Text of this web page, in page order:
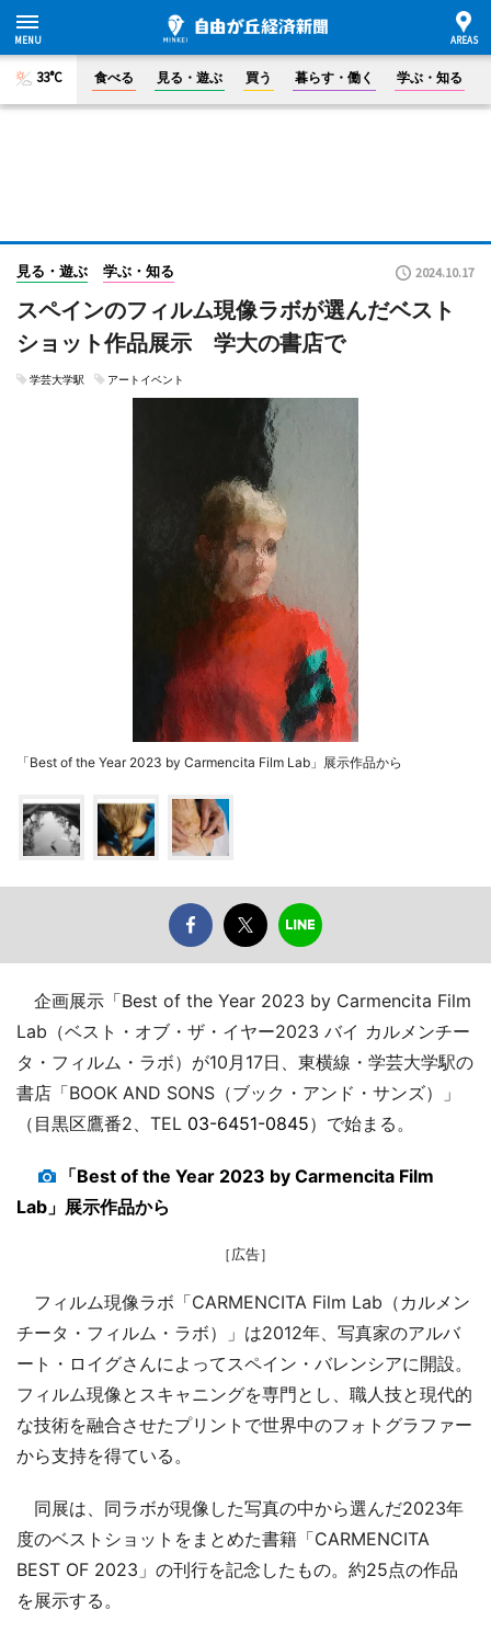
33°C 食べる 見る・遊ぶ 買う 暮らす・働く 学ぶ・知る
見る・遊ぶ 学ぶ・知る 2024.10.17
スペインのフィルム現像ラボが選んだベスト
ショット作品展示 学大の書店で
学芸大学駅 アートイベント
「Best of the Year 2023 by Carmencita Film Lab」展示作品から
企画展示「Best of the Year 2023 by Carmencita Film
Lab（ベスト・オブ・ザ・イヤー2023 バイ カルメンチー
タ・フィルム・ラボ）が10月17日、東横線・学芸大学駅の
書店「BOOK AND SONS（ブック・アンド・サンズ）」
（目黒区鷹番2、TEL 03-6451-0845）で始まる。
「Best of the Year 2023 by Carmencita Film
Lab」展示作品から
［広告］
フィルム現像ラボ「CARMENCITA Film Lab（カルメン
チータ・フィルム・ラボ）」は2012年、写真家のアルバ
ート・ロイグさんによってスペイン・バレンシアに開設。
フィルム現像とスキャニングを専門とし、職人技と現代的
な技術を融合させたプリントで世界中のフォトグラファー
から支持を得ている。
同展は、同ラボが現像した写真の中から選んだ2023年
度のベストショットをまとめた書籍「CARMENCITA
BEST OF 2023」の刊行を記念したもの。約25点の作品
を展示する。